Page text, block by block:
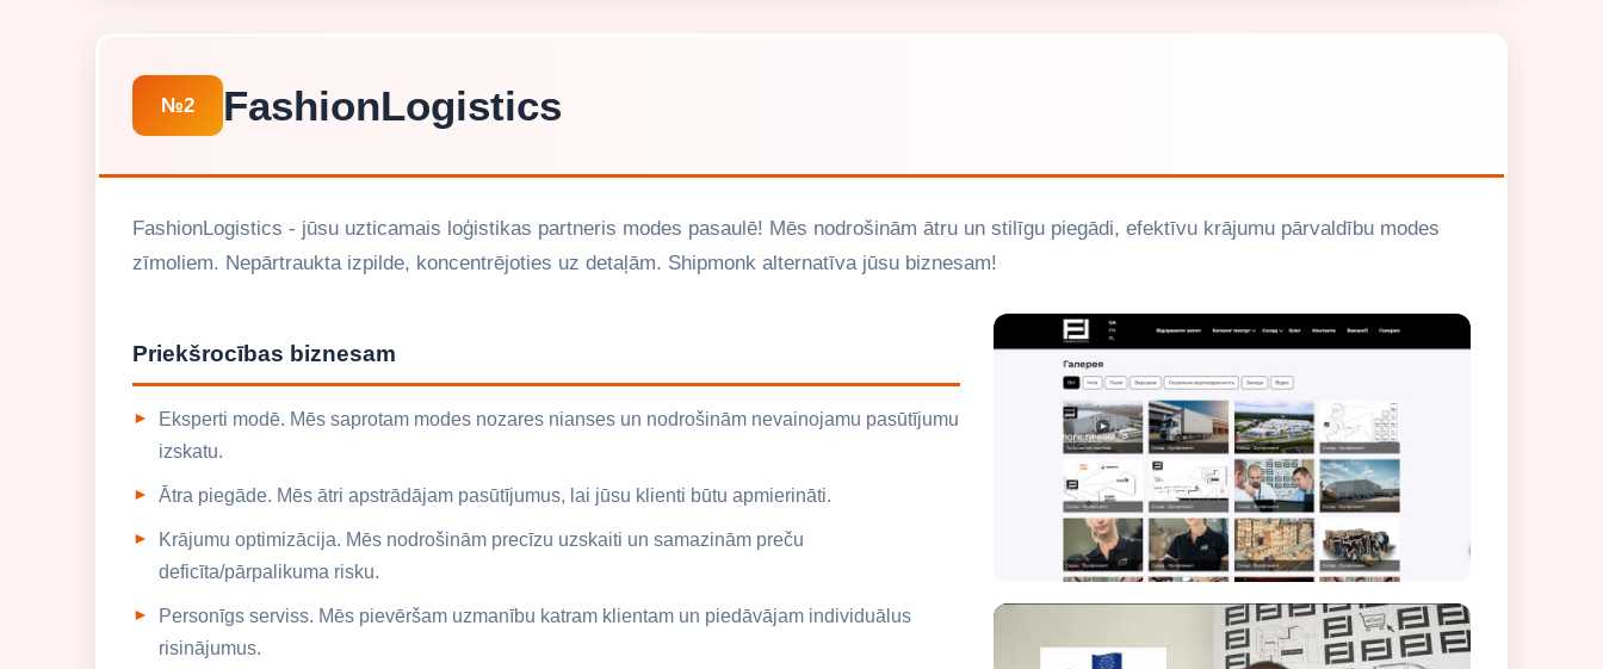
№2 FashionLogistics
FashionLogistics - jūsu uzticamais loģistikas partneris modes pasaulē! Mēs nodrošinām ātru un stilīgu piegādi, efektīvu krājumu pārvaldību modes
zīmoliem. Nepārtraukta izpilde, koncentrējoties uz detaļām. Shipmonk alternatīva jūsu biznesam!
Priekšrocības biznesam
Eksperti modē. Mēs saprotam modes nozares nianses un nodrošinām nevainojamu pasūtījumu
izskatu.
Ātra piegāde. Mēs ātri apstrādājam pasūtījumus, lai jūsu klienti būtu apmierināti.
Krājumu optimizācija. Mēs nodrošinām precīzu uzskaiti un samazinām preču
deficīta/pārpalikuma risku.
Personīgs serviss. Mēs pievēršam uzmanību katram klientam un piedāvājam individuālus
risinājumus.